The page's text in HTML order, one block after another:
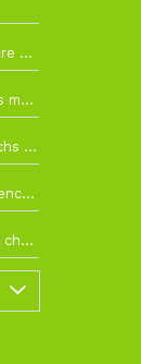
RC Lens – Villarreal : à quelle heure et sur quelle chaîne voir la finale de la Como Cup ?
Como Cup : comment regarder les matchs du RC Lens en direct ?
Ligue 1+ diffusera plus de 30 matchs amicaux avant la reprise de la Ligue 1
Coupe du monde 2026 : des audiences record, mais M6 devrait perdre très gros !
Ligue 1+ délaissée : le PSG et l’OL choisissent d’autres diffuseurs pour leur reprise